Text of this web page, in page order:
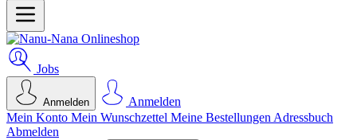
Jobs
Anmelden
Anmelden
Mein Konto Mein Wunsch­zettel Meine Bestellungen Adressbuch
Abmelden